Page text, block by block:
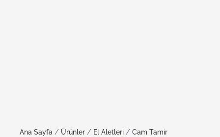
Ana Sayfa / Ürünler / El Aletleri / Cam Tamir